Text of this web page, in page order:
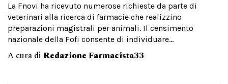
La Fnovi ha ricevuto numerose richieste da parte di
veterinari alla ricerca di farmacie che realizzino
preparazioni magistrali per animali. Il censimento
nazionale della Fofi consente di individuare...
A cura di Redazione Farmacista33